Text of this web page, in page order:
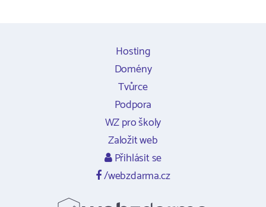
Hosting
Domény
Tvůrce
Podpora
WZ pro školy
Založit web
Přihlásit se
/webzdarma.cz